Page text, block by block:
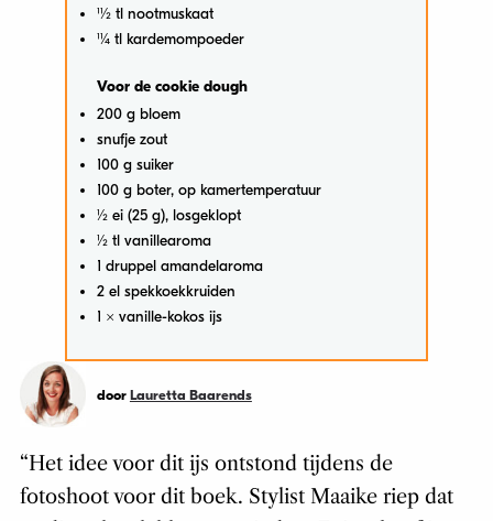
11⁄2 tl nootmuskaat
11⁄4 tl kardemompoeder
Voor de cookie dough
200 g bloem
snufje zout
100 g suiker
100 g boter, op kamertemperatuur
1⁄2 ei (25 g), losgeklopt
1⁄2 tl vanillearoma
1 druppel amandelaroma
2 el spekkoekkruiden
1 x vanille-kokos ijs
door Lauretta Baarends
“Het idee voor dit ijs ontstond tijdens de
fotoshoot voor dit boek. Stylist Maaike riep dat